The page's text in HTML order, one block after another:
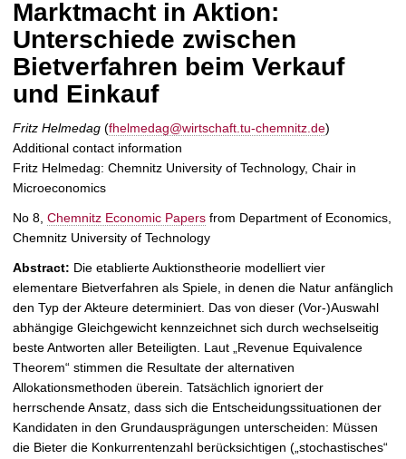
Marktmacht in Aktion:
Unterschiede zwischen
Bietverfahren beim Verkauf
und Einkauf
Fritz Helmedag (fhelmedag@wirtschaft.tu-chemnitz.de)
Additional contact information
Fritz Helmedag: Chemnitz University of Technology, Chair in
Microeconomics
No 8, Chemnitz Economic Papers from Department of Economics,
Chemnitz University of Technology
Abstract: Die etablierte Auktionstheorie modelliert vier
elementare Bietverfahren als Spiele, in denen die Natur anfänglich
den Typ der Akteure determiniert. Das von dieser (Vor-)Auswahl
abhängige Gleichgewicht kennzeichnet sich durch wechselseitig
beste Antworten aller Beteiligten. Laut „Revenue Equivalence
Theorem“ stimmen die Resultate der alternativen
Allokationsmethoden überein. Tatsächlich ignoriert der
herrschende Ansatz, dass sich die Entscheidungssituationen der
Kandidaten in den Grundausprägungen unterscheiden: Müssen
die Bieter die Konkurrentenzahl berücksichtigen („stochastisches“